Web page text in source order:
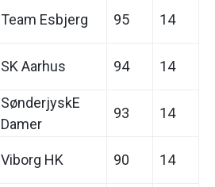
Team Esbjerg 95 14
SK Aarhus 94 14
SønderjyskE
Damer
93 14
Viborg HK 90 14